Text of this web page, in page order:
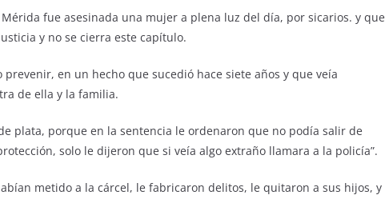
fue asesinada una mujer a plena luz del día, por sicarios. y que
y no se cierra este capítulo.
en un hecho que sucedió hace siete años y que veía
de ella y la familia.
plata, porque en la sentencia le ordenaron que no podía salir de
solo le dijeron que si veía algo extraño llamara a la policía”.
metido a la cárcel, le fabricaron delitos, le quitaron a sus hijos, y